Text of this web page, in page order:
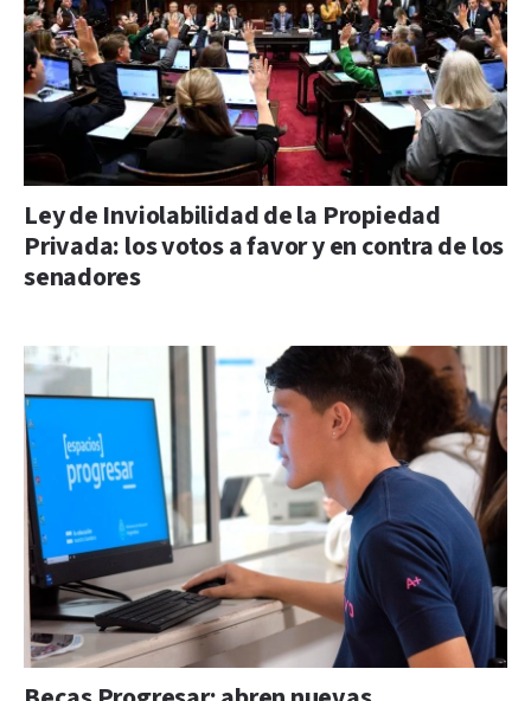
Ley de Inviolabilidad de la Propiedad
Privada: los votos a favor y en contra de los
senadores